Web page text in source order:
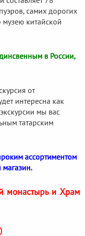
самих дорогих
китайской
в России,
от
интересна как
мы вас
татарским
ассортиментом
монастырь и Храм